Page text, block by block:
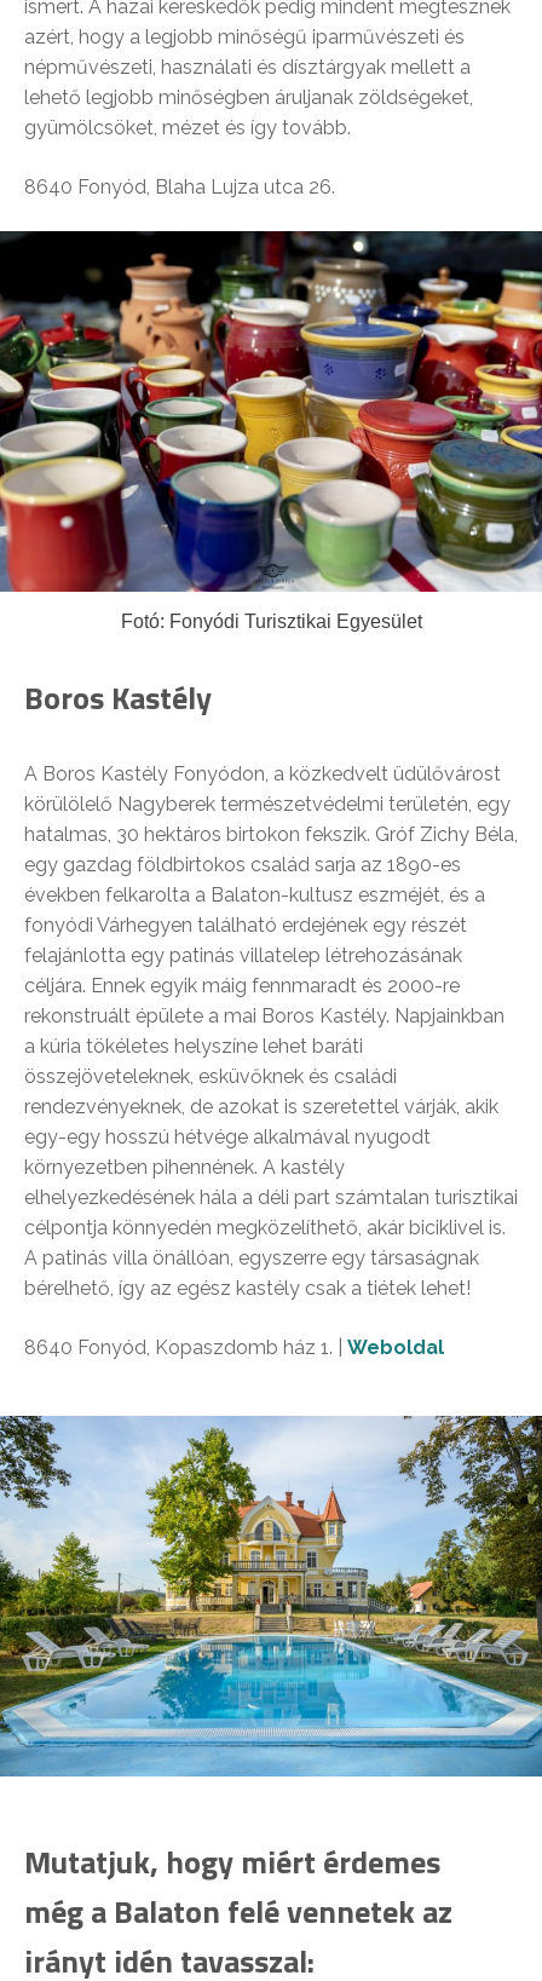
ismert. A hazai kereskedők pedig mindent megtesznek
azért, hogy a legjobb minőségű iparművészeti és
népművészeti, használati és dísztárgyak mellett a
lehető legjobb minőségben áruljanak zöldségeket,
gyümölcsöket, mézet és így tovább.
8640 Fonyód, Blaha Lujza utca 26.
Fotó: Fonyódi Turisztikai Egyesület
Boros Kastély
A Boros Kastély Fonyódon, a közkedvelt üdülővárost
körülölelő Nagyberek természetvédelmi területén, egy
hatalmas, 30 hektáros birtokon fekszik. Gróf Zichy Béla,
egy gazdag földbirtokos család sarja az 1890-es
években felkarolta a Balaton-kultusz eszméjét, és a
fonyódi Várhegyen található erdejének egy részét
felajánlotta egy patinás villatelep létrehozásának
céljára. Ennek egyik máig fennmaradt és 2000-re
rekonstruált épülete a mai Boros Kastély. Napjainkban
a kúria tökéletes helyszíne lehet baráti
összejöveteleknek, esküvőknek és családi
rendezvényeknek, de azokat is szeretettel várják, akik
egy-egy hosszú hétvége alkalmával nyugodt
környezetben pihennének. A kastély
elhelyezkedésének hála a déli part számtalan turisztikai
célpontja könnyedén megközelíthető, akár biciklivel is.
A patinás villa önállóan, egyszerre egy társaságnak
bérelhető, így az egész kastély csak a tiétek lehet!
8640 Fonyód, Kopaszdomb ház 1. | Weboldal
Mutatjuk, hogy miért érdemes
még a Balaton felé vennetek az
irányt idén tavasszal: